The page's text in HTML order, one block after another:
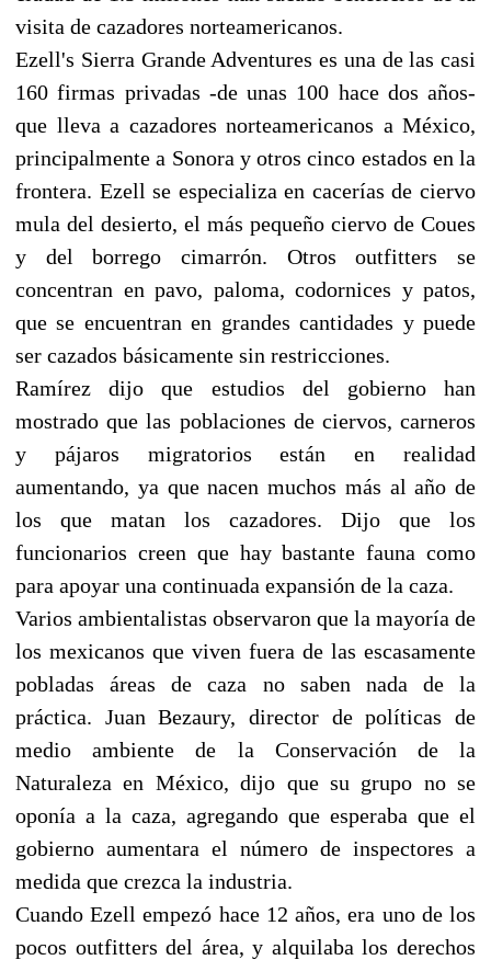
visita de cazadores norteamericanos.
Ezell's Sierra Grande Adventures es una de las casi
160 firmas privadas -de unas 100 hace dos años-
que lleva a cazadores norteamericanos a México,
principalmente a Sonora y otros cinco estados en la
frontera. Ezell se especializa en cacerías de ciervo
mula del desierto, el más pequeño ciervo de Coues
y del borrego cimarrón. Otros outfitters se
concentran en pavo, paloma, codornices y patos,
que se encuentran en grandes cantidades y puede
ser cazados básicamente sin restricciones.
Ramírez dijo que estudios del gobierno han
mostrado que las poblaciones de ciervos, carneros
y pájaros migratorios están en realidad
aumentando, ya que nacen muchos más al año de
los que matan los cazadores. Dijo que los
funcionarios creen que hay bastante fauna como
para apoyar una continuada expansión de la caza.
Varios ambientalistas observaron que la mayoría de
los mexicanos que viven fuera de las escasamente
pobladas áreas de caza no saben nada de la
práctica. Juan Bezaury, director de políticas de
medio ambiente de la Conservación de la
Naturaleza en México, dijo que su grupo no se
oponía a la caza, agregando que esperaba que el
gobierno aumentara el número de inspectores a
medida que crezca la industria.
Cuando Ezell empezó hace 12 años, era uno de los
pocos outfitters del área, y alquilaba los derechos